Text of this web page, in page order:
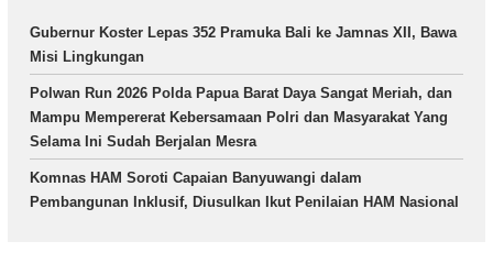
Gubernur Koster Lepas 352 Pramuka Bali ke Jamnas XII, Bawa
Misi Lingkungan
Polwan Run 2026 Polda Papua Barat Daya Sangat Meriah, dan
Mampu Mempererat Kebersamaan Polri dan Masyarakat Yang
Selama Ini Sudah Berjalan Mesra
Komnas HAM Soroti Capaian Banyuwangi dalam
Pembangunan Inklusif, Diusulkan Ikut Penilaian HAM Nasional